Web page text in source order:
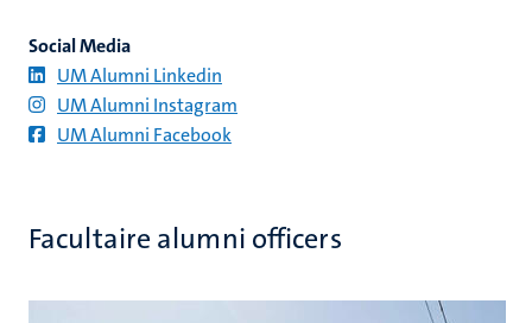
Social Media
UM Alumni Linkedin
UMAlumni Instagram
UMAlumni Facebook
Facultaire alumni officers